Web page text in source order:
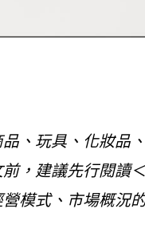
、玩具、化妝品
，建議先行閱讀
模式、市場概況